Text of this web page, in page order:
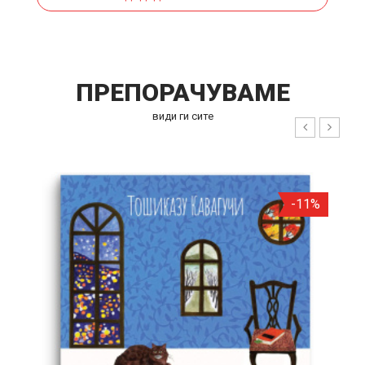
ПРЕПОРАЧУВАМЕ
види ги сите
-11%